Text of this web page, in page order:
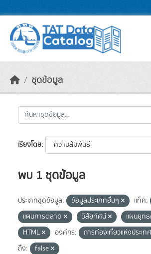
ชุดข้อมูล
เรียงโดย
พบ 1 ชุดข้อมูล
ประเภทชุดข้อมูล: ข้อมูลประเภทอื่นๆ แท็ค:
แผนการตลาด
วิสัยทัศน์ แผนยุท
HTML
องค์กร: การท่องเที่ยวแห่งประเท
ถึง:
false